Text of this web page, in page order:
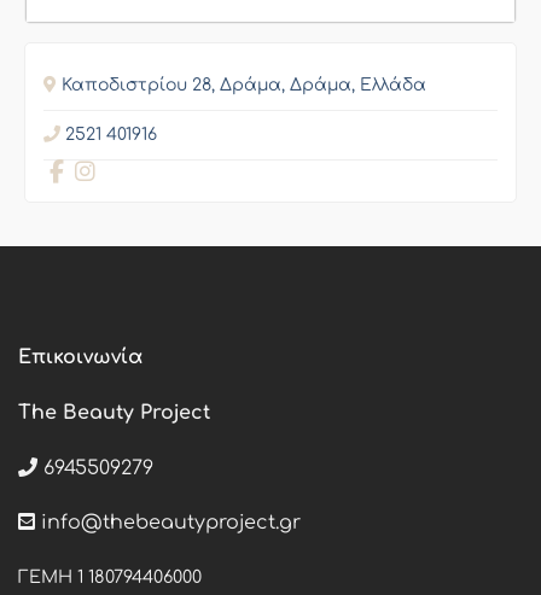
Καποδιστρίου 28, Δράμα, Δράμα, Ελλάδα
2521 401916
Επικοινωνία
The Beauty Project
6945509279
info@thebeautyproject.gr
ΓΕΜΗ 1 180794406000